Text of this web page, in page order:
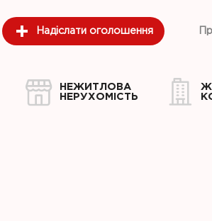
Надіслати оголошення
НЕЖИТЛОВА
НЕРУХОМІСТЬ